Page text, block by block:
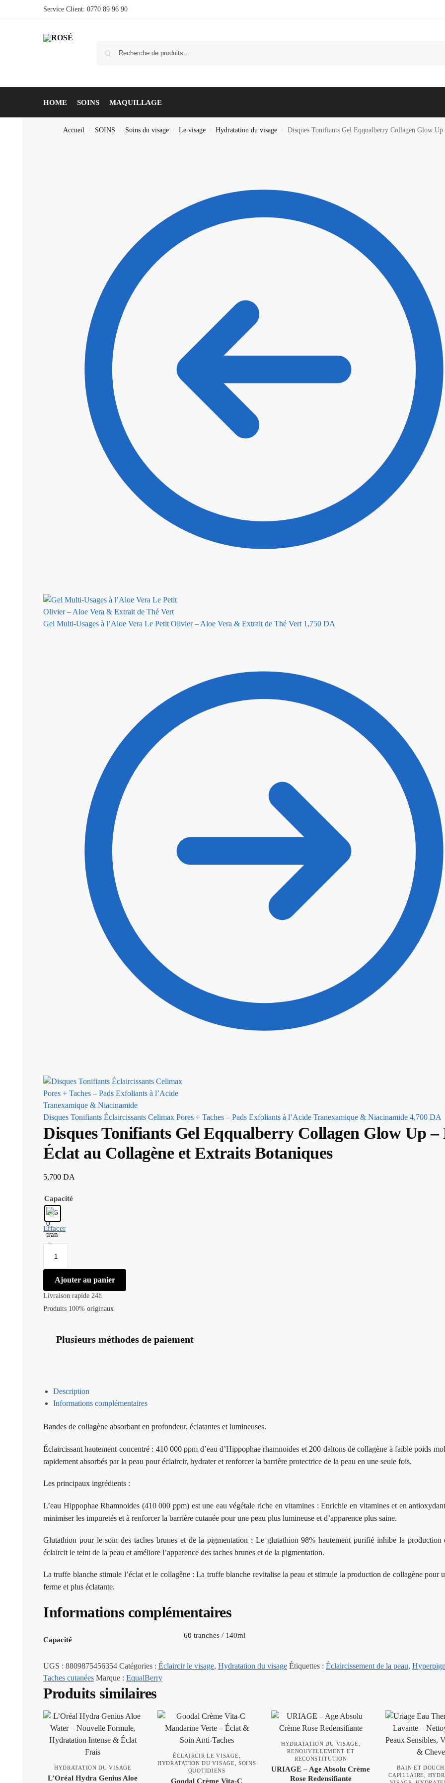
Service Client: 0770 89 96 90
HOME SOINS MAQUILLAGE
Accueil / SOINS / Soins du visage / Le visage / Hydratation du visage / Disques Tonifiants Gel Eqqualberry Collagen Glow
Gel Multi-Usages à l’Aloe Vera Le Petit Olivier – Aloe Vera & Extrait de Thé Vert 1,750 DA
Disques Tonifiants Éclaircissants Celimax Pores + Taches – Pads Exfoliants à l’Acide Tranexamique & Niacinamide 4,700 DA
Disques Tonifiants Gel Eqqualberry Collagen Glow Up –
Éclat au Collagène et Extraits Botaniques
5,700 DA
Capacité
Effacer
Ajouter au panier
Livraison rapide 24h
Produits 100% originaux
Plusieurs méthodes de paiement
Description
Informations complémentaires
Bandes de collagène absorbant en profondeur, éclatantes et lumineuses.
Éclaircissant hautement concentré : 410 000 ppm d’eau d’Hippophae rhamnoides et 200 daltons de collagène à faible poids
rapidement absorbés par la peau pour éclaircir, hydrater et renforcer la barrière protectrice de la peau en une seule fois.
Les principaux ingrédients :
L’eau Hippophae Rhamnoides (410 000 ppm) est une eau végétale riche en vitamines : Enrichie en vitamines et en
minimiser les impuretés et à renforcer la barrière cutanée pour une peau plus lumineuse et d’apparence plus saine.
Glutathion pour le soin des taches brunes et de la pigmentation : Le glutathion 98% hautement purifié inhibe la production
éclaircit le teint de la peau et améliore l’apparence des taches brunes et de la pigmentation.
La truffe blanche stimule l’éclat et le collagène : La truffe blanche revitalise la peau et stimule la production de collagène pour
ferme et plus éclatante.
Informations complémentaires
Capacité
60 tranches / 140ml
UGS : 8809875456354 Catégories : Éclaircir le visage, Hydratation du visage Étiquettes : Éclaircissement de la peau,
Taches cutanées Marque : EqualBerry
Produits similaires
HYDRATATION DU VISAGE
L’Oréal Hydra Genius Aloe
ÉCLAIRCIR LE VISAGE
HYDRATATION DU VISAGE ,SOINS
QUOTIDIENS
Goodal Crème Vita‑C
HYDRATATION DU VISAGE
RENOUVELLEMENT ET
RECONSTITUTION
URIAGE – Age Absolu Crème
Rose Redensifiante
BAIN ET
CAPILLAIRE